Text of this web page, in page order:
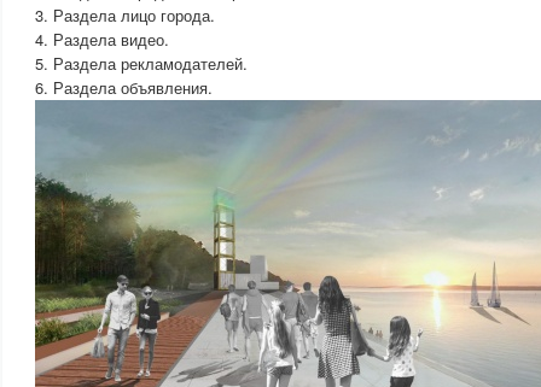
3. Раздела лицо города.
4. Раздела видео.
5. Раздела рекламодателей.
6. Раздела объявления.